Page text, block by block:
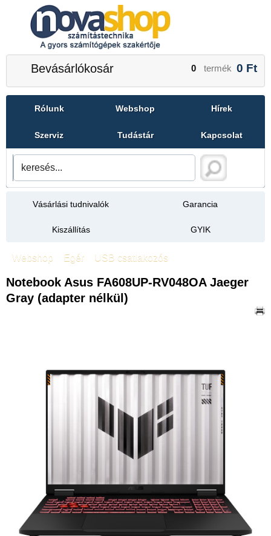
Bevásárlókosár 0 termék 0 Ft
Rólunk Webshop Hírek
Szerviz Tudástár Kapcsolat
Vásárlási tudnivalók Garancia
Kiszállítás GYIK
Webshop Egér USB csatlakozós
Notebook Asus FA608UP-RV048OA Jaeger
Gray (adapter nélkül)